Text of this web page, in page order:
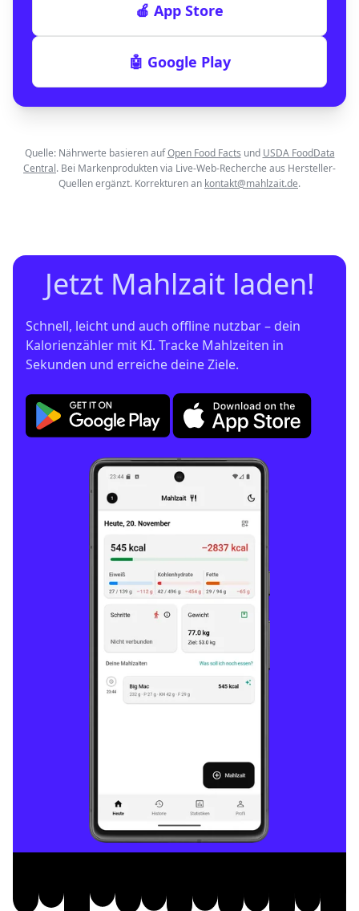
🍎 App Store
🤖 Google Play
Quelle: Nährwerte basieren auf Open Food Facts und USDA FoodData
Central. Bei Markenprodukten via Live-Web-Recherche aus Hersteller-
Quellen ergänzt. Korrekturen an kontakt@mahlzait.de.
Jetzt Mahlzait laden!
Schnell, leicht und auch offline nutzbar – dein
Kalorienzähler mit KI. Tracke Mahlzeiten in
Sekunden und erreiche deine Ziele.